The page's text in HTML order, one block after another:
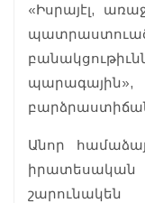
«Իսրայէլ,
պարագային»,
Անոր
իրատեսական